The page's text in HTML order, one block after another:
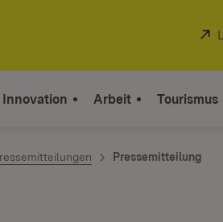
Innovation Arbeit Tourismus
Pressemitteilung